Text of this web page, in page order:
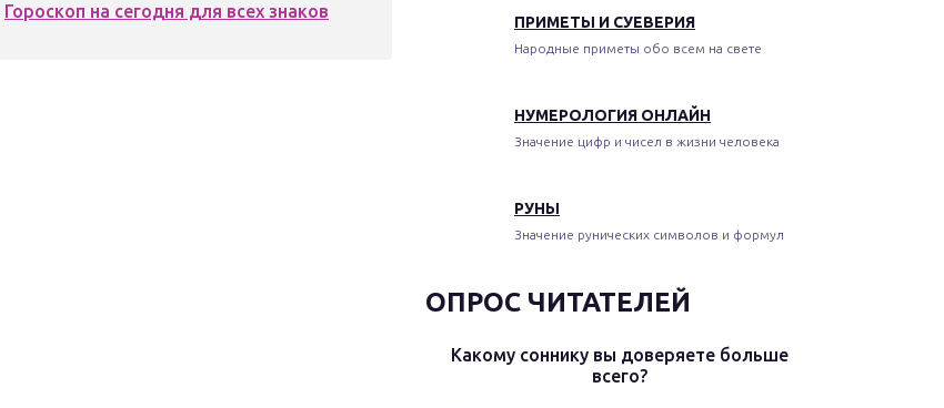
Гороскоп на сегодня для всех знаков
ПРИМЕТЫ И СУЕВЕРИЯ
Народные приметы обо всем на свете
НУМЕРОЛОГИЯ ОНЛАЙН
Значение цифр и чисел в жизни человека
РУНЫ
Значение рунических символов и формул
ОПРОС ЧИТАТЕЛЕЙ
Какому соннику вы доверяете больше
всего?